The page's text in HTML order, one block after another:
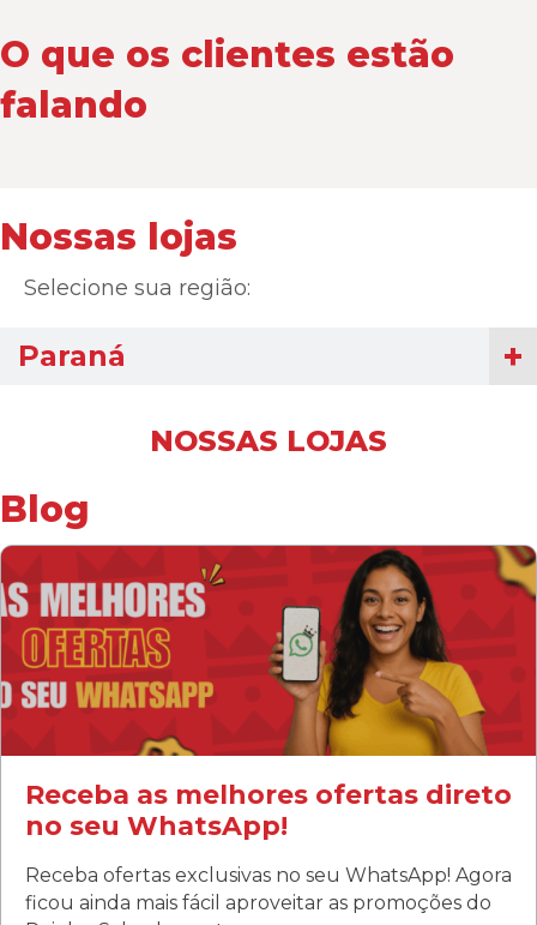
O que os clientes estão
falando
Nossas lojas
Selecione sua região:
Paraná
NOSSAS LOJAS
Blog
Receba as melhores ofertas direto
no seu WhatsApp!
Receba ofertas exclusivas no seu WhatsApp! Agora
ficou ainda mais fácil aproveitar as promoções do